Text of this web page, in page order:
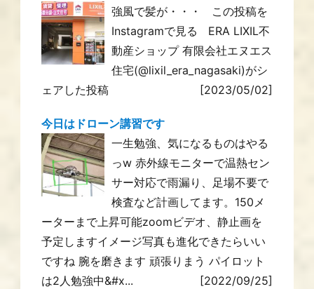
強風で髪が・・・ この投稿を
Instagramで見る ERA LIXIL不
動産ショップ 有限会社エヌエス
住宅(@lixil_era_nagasaki)がシ
ェアした投稿
[2023/05/02]
今日はドローン講習です
一生勉強、気になるものはやる
っw 赤外線モニターで温熱セン
サー対応で雨漏り、足場不要で
検査など計画してます。150メ
ーターまで上昇可能zoomビデオ、静止画を
予定しますイメージ写真も進化できたらいい
ですね 腕を磨きます 頑張りまう パイロット
は2人勉強中&#x...
[2022/09/25]